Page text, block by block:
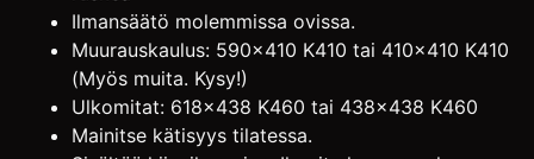
Ilmansäätö molemmissa ovissa.
Muurauskaulus: 590×410 K410 tai 410×410 K410
(Myös muita. Kysy!)
Ulkomitat: 618×438 K460 tai 438×438 K460
Mainitse kätisyys tilatessa.